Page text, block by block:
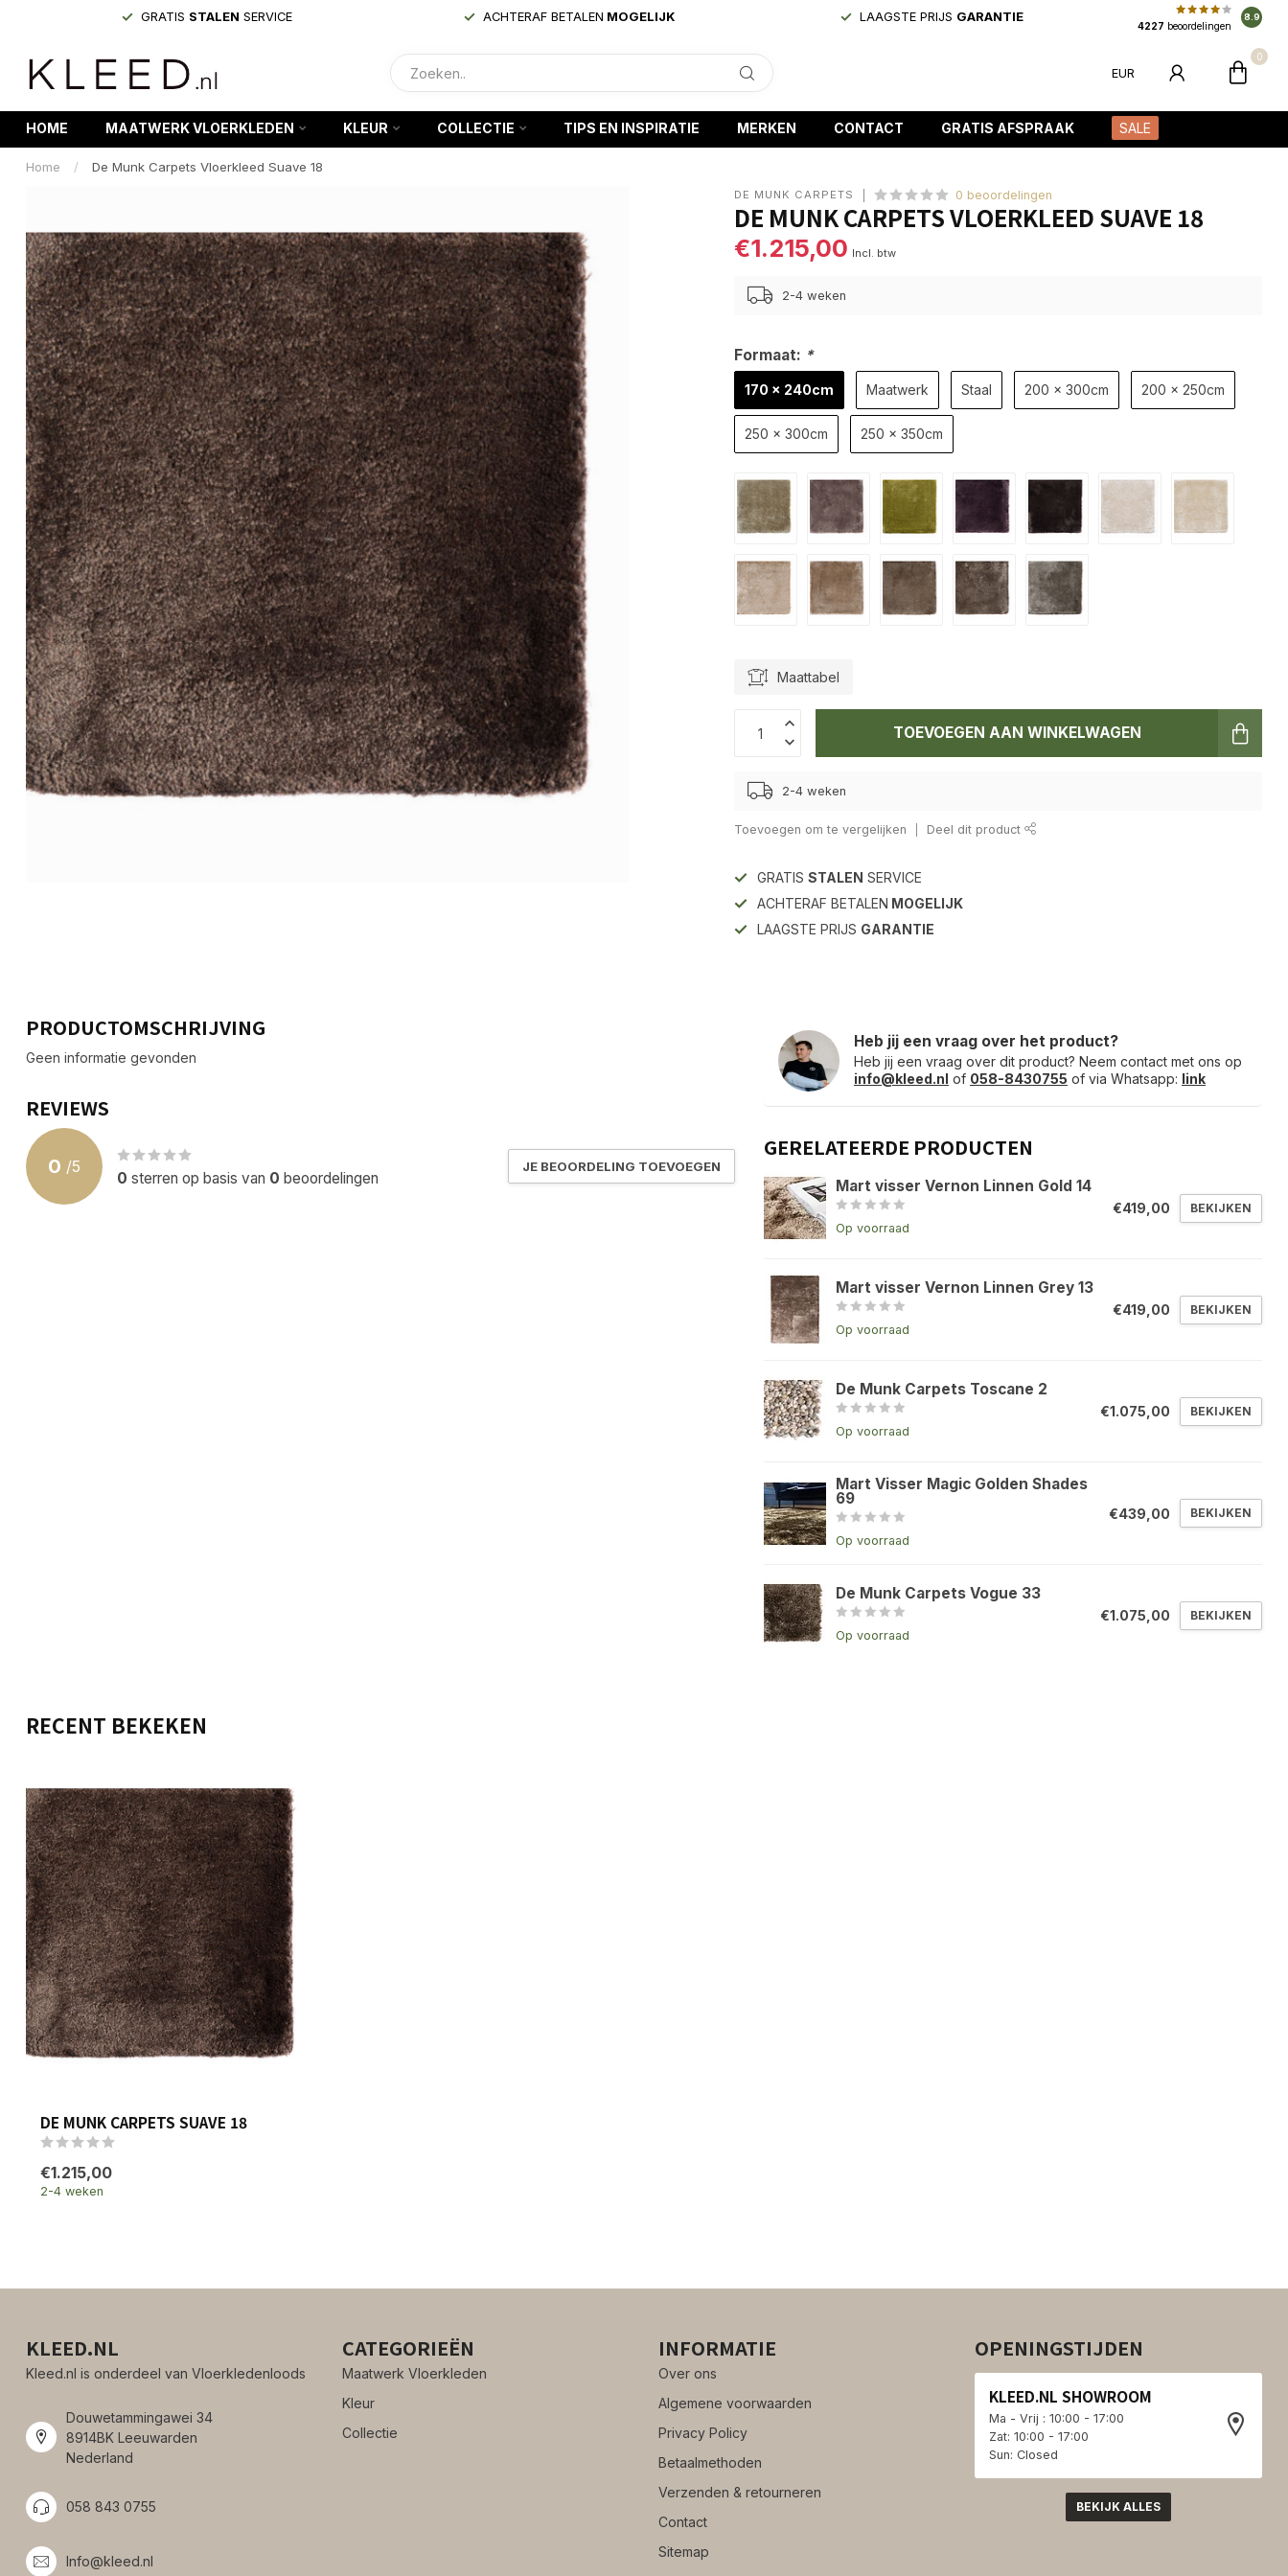
GRATIS STALEN SERVICE ACHTERAF BETALEN MOGELIJK LAAGSTE PRIJS GARANTIE
4227 beoordelingen
8.9
EUR
0
HOME MAATWERK VLOERKLEDEN KLEUR COLLECTIE TIPS EN INSPIRATIE MERKEN CONTACT GRATIS AFSPRAAK SALE
Home / De Munk Carpets Vloerkleed Suave 18
DE MUNK CARPETS 0 beoordelingen
DE MUNK CARPETS VLOERKLEED SUAVE 18
€1.215,00 Incl. btw
2-4 weken
Formaat: *
170 x 240cm Maatwerk Staal 200 x 300cm 200 x 250cm
250 x 300cm 250 x 350cm
Maattabel
TOEVOEGEN AAN WINKELWAGEN
2-4 weken
Toevoegen om te vergelijken Deel dit product
GRATISSTALEN SERVICE
ACHTERAF BETALEN MOGELIJK
LAAGSTE PRIJS GARANTIE
PRODUCTOMSCHRIJVING
Geen informatie gevonden
REVIEWS
0 /5
0 sterren op basis van 0 beoordelingen
JE BEOORDELING TOEVOEGEN
Heb jij een vraag over het product?
Heb jij een vraag over dit product? Neem contact met ons op
info@kleed.nl of 058-8430755 of via Whatsapp: link
GERELATEERDE PRODUCTEN
Mart visser Vernon Linnen Gold 14
Op voorraad
€419,00 BEKIJKEN
Mart visser Vernon Linnen Grey 13
Op voorraad
€419,00 BEKIJKEN
De Munk Carpets Toscane 2
Op voorraad
€1.075,00 BEKIJKEN
Mart Visser Magic Golden Shades
69
Op voorraad
€439,00 BEKIJKEN
De Munk Carpets Vogue 33
Op voorraad
€1.075,00 BEKIJKEN
RECENT BEKEKEN
DE MUNK CARPETS SUAVE 18
€1.215,00
2-4 weken
KLEED.NL
Kleed.nl is onderdeel van Vloerkledenloods
Douwetammingawei 34
8914BK Leeuwarden
Nederland
058 843 0755
Info@kleed.nl
CATEGORIEËN
Maatwerk Vloerkleden
Kleur
Collectie
INFORMATIE
Over ons
Algemene voorwaarden
Privacy Policy
Betaalmethoden
Verzenden & retourneren
Contact
Sitemap
OPENINGSTIJDEN
KLEED.NL SHOWROOM
Ma - Vrij : 10:00 - 17:00
Zat: 10:00 - 17:00
Sun: Closed
BEKIJK ALLES